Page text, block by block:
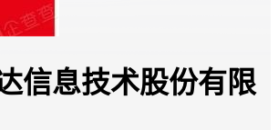
信息技术股份有限